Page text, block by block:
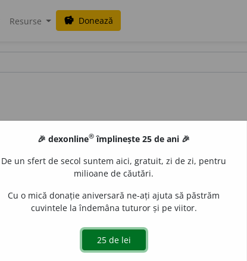
Resurse savings Donează
🎉 dexonline® împlinește 25 de ani 🎉
De un sfert de secol suntem aici, gratuit, zi de zi, pentru
milioane de căutări.
Cu o mică donație aniversară ne-ați ajuta să păstrăm
cuvintele la îndemâna tuturor și pe viitor.